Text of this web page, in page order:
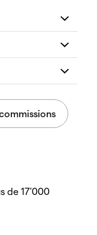
de 17'000